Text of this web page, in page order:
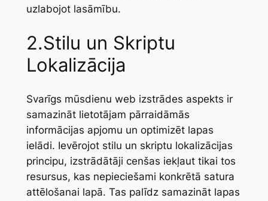
uzlabojot lasāmību.
2.Stilu un Skriptu
Lokalizācija
Svarīgs mūsdienu web izstrādes aspekts ir
samazināt lietotājam pārraidāmās
informācijas apjomu un optimizēt lapas
ielādi. Ievērojot stilu un skriptu lokalizācijas
principu, izstrādātāji cenšas iekļaut tikai tos
resursus, kas nepieciešami konkrētā satura
attēlošanai lapā. Tas palīdz samazināt lapas